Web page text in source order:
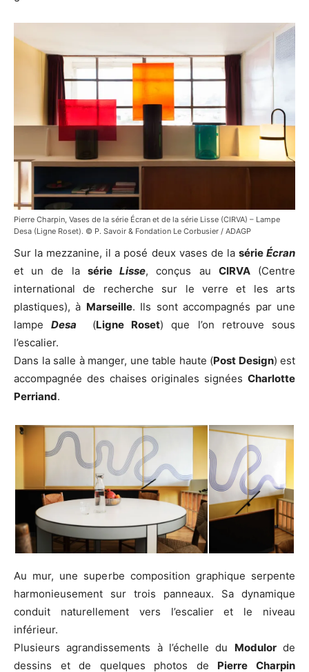
Pierre Charpin, Vases de la série Écran et de la série Lisse (CIRVA) – Lampe
Desa (Ligne Roset). © P. Savoir & Fondation Le Corbusier / ADAGP
Sur la mezzanine, il a posé deux vases de la sérieÉcran
et un de la sérieLisse, conçus au CIRVA(Centre
international de recherche sur le verre et les arts
plastiques), à Marseille. Ils sont accompagnés par une
lampeDesa (Ligne Roset) que l’on retrouve sous
l’escalier.
Dans la salle à manger, une table haute (Post Design) est
accompagnée des chaises originales signées Charlotte
Perriand.
Au mur, une superbe composition graphique serpente
harmonieusement sur trois panneaux. Sa dynamique
conduit naturellement vers l’escalier et le niveau
inférieur.
Plusieurs agrandissements à l’échelle du Modulorde
dessins et de quelques photos de Pierre Charpin